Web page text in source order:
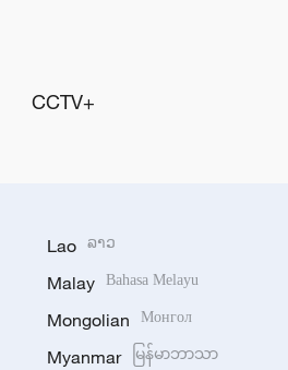
CCTV+
Lao ລາວ
Malay Bahasa Melayu
Mongolian Монгол
Myanmar မြန်မာဘာသာ